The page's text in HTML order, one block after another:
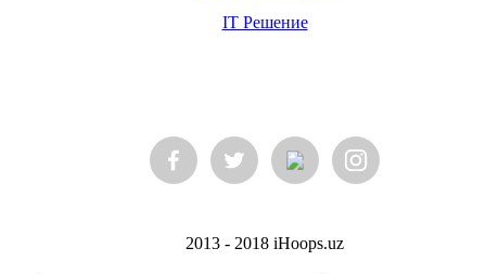
IT Решение
2013 - 2018 iHoops.uz